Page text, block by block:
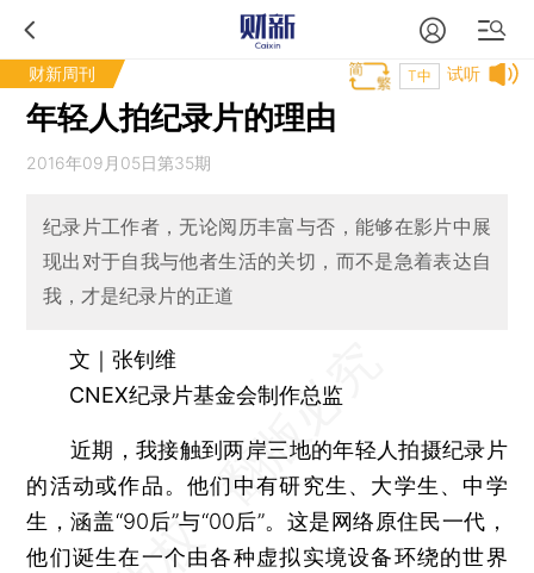
财新周刊 试听
T中
年轻人拍纪录片的理由
2016年09月05日第35期
纪录片工作者，无论阅历丰富与否，能够在影片中展
现出对于自我与他者生活的关切，而不是急着表达自
我，才是纪录片的正道
文｜张钊维
CNEX纪录片基金会制作总监
近期，我接触到两岸三地的年轻人拍摄纪录片
的活动或作品。他们中有研究生、大学生、中学
生，涵盖“90后”与“00后”。这是网络原住民一代，
他们诞生在一个由各种虚拟实境设备环绕的世界